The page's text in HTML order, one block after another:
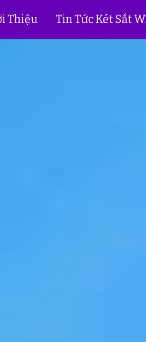
to navigation
Thiệu Tin Tức Két Sắt